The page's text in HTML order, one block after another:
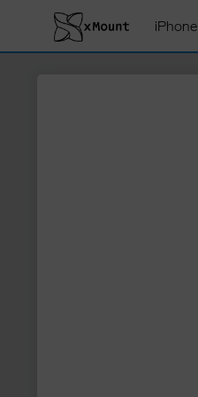
iPhone